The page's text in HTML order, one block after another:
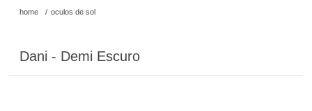
Óculos de
Óculos de
Grau
home / oculos de sol
Dani - Demi Escuro